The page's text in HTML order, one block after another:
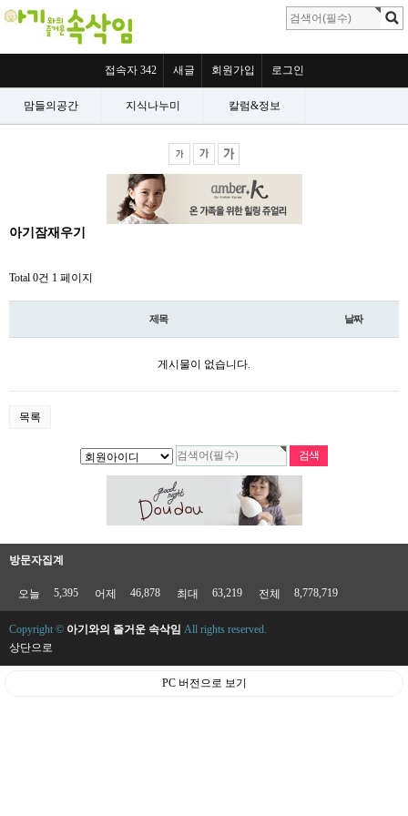
접속자 342 새글 회원가입 로그인
맘들의공간 지식나누미 칼럼&정보
아기잠재우기
Total 0건 1 페이지
제목 날짜
게시물이 없습니다.
목록
방문자집계
오늘 5,395 어제 46,878 최대 63,219 전체 8,778,719
Copyright © 아기와의 즐거운 속삭임 All rights reserved.
상단으로
PC 버전으로 보기